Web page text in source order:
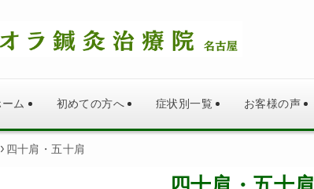
ム 初めての方へ 症状別一覧 お客様の声
四十肩・五十肩